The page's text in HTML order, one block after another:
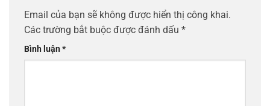
Email của bạn sẽ không được hiển thị công khai.
Các trường bắt buộc được đánh dấu *
Bình luận*